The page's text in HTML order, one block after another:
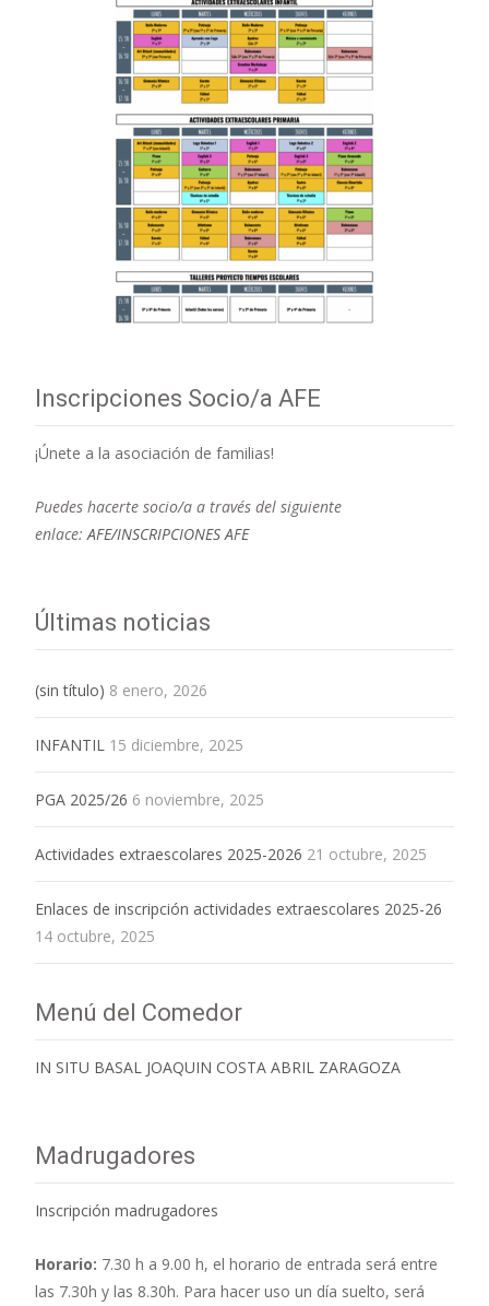
Inscripciones Socio/a AFE
¡Únete a la asociación de familias!
Puedes hacerte socio/a a través del siguiente
enlace: AFE/INSCRIPCIONES AFE
Últimas noticias
(sin título) 8 enero, 2026
INFANTIL 15 diciembre, 2025
PGA 2025/26 6 noviembre, 2025
Actividades extraescolares 2025-2026 21 octubre, 2025
Enlaces de inscripción actividades extraescolares 2025-26
14 octubre, 2025
Menú del Comedor
IN SITU BASAL JOAQUIN COSTA ABRIL ZARAGOZA
Madrugadores
Inscripción madrugadores
Horario: 7.30 h a 9.00 h, el horario de entrada será entre
las 7.30h y las 8.30h. Para hacer uso un día suelto, será